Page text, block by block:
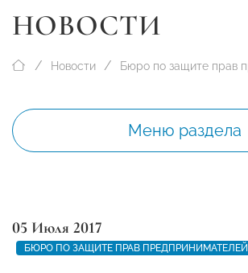
НОВОСТИ
Новости
Меню раздела
05 Июля 2017
БЮРО ПО ЗАЩИТЕ ПРАВ ПРЕДПРИНИМАТЕЛЕЙ